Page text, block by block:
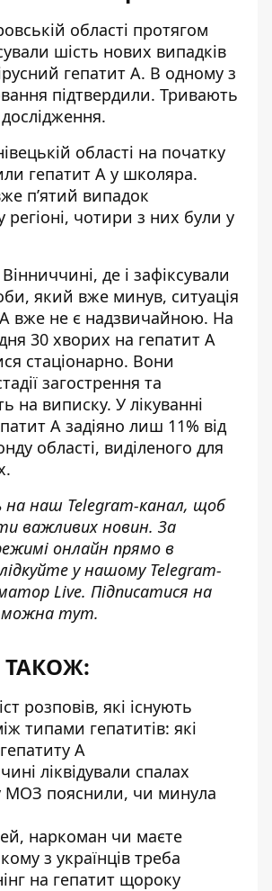
області протягом
шість нових випадків
гепатит А. В одному з
підтвердили. Тривають
області на початку
гепатит А у школяра.
п’ятий випадок
регіоні, чотири з них були у
де і зафіксували
який вже минув, ситуація
вже не є надзвичайною. На
30 хворих на гепатит А
стаціонарно. Вони
загострення та
на виписку. У лікуванні
А задіяно лиш 11% від
області, виділеного для
на наш Telegram-канал, щоб
важливих новин. За
онлайн прямо в
у нашому Telegram-
Live. Підписатися на
можна тут.
ТАКОЖ:
розповів, які існують
типами гепатитів: які
А
ліквідували спалах
МОЗ пояснили, чи минула
наркоман чи маєте
з українців треба
на гепатит щороку